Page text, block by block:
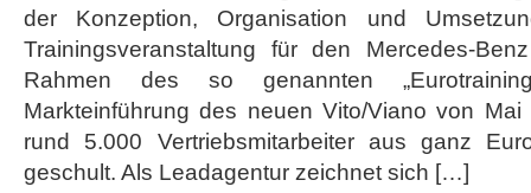
der Konzeption, Organisation und
Trainingsveranstaltung für den Mercedes-
Rahmen des so genannten
Markteinführung des neuen Vito/Viano von
rund 5.000 Vertriebsmitarbeiter aus ganz
geschult. Als Leadagentur zeichnet sich […]